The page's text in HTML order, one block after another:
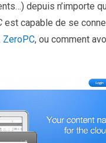
depuis n’importe
est capable de se
ZeroPC, ou comment